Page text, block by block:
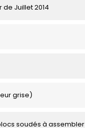
de Juillet 2014
grise)
soudés à assembler